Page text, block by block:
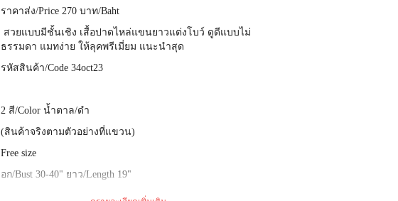
ราคาส่ง/Price 270 บาท/Baht
สวยแบบมีชั้นเชิง เสื้อปาดไหล่แขนยาวแต่งโบว์ ดูดีแบบไม่
ธรรมดา แมทง่าย ให้ลุคพรีเมี่ยม แนะนำสุด
รหัสสินค้า/Code 34oct23
2 สี/Color น้ำตาล/ดำ
(สินค้าจริงตามตัวอย่างที่แขวน)
Free size
อก/Bust 30-40" ยาว/Length 19"